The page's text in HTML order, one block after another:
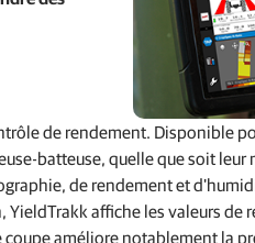
de rendement. Disponible
batteuse, quelle que soit leur
de rendement et
affiche les valeurs
coupe améliore notablement la